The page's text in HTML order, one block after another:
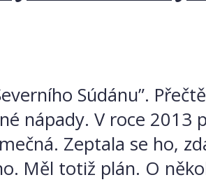
Súdánu”.
nápady. V roce 2013
Zeptala se ho,
Měl totiž plán. O